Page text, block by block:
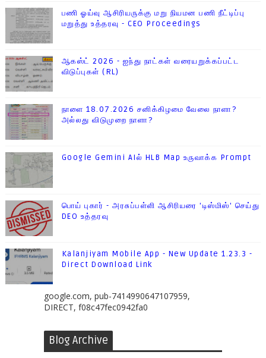
பணி ஓய்வு ஆசிரியருக்கு மறு நியமன பணி நீட்டிப்பு
மறுத்து உத்தரவு - CEO Proceedings
ஆகஸ்ட் 2026 - ஐந்து நாட்கள் வரையறுக்கப்பட்ட
விடுப்புகள் (RL)
நாளை 18.07.2026 சனிக்கிழமை வேலை நாளா?
அல்லது விடுமுறை நாளா?
Google Gemini AIல் HLB Map உருவாக்க Prompt
பொய் புகார் - அரசுப்பள்ளி ஆசிரியரை 'டிஸ்மிஸ்' செய்து
DEO உத்தரவு
Kalanjiyam Mobile App - New Update 1.23.3 -
Direct Download Link
google.com, pub-7414990647107959,
DIRECT, f08c47fec0942fa0
Blog Archive